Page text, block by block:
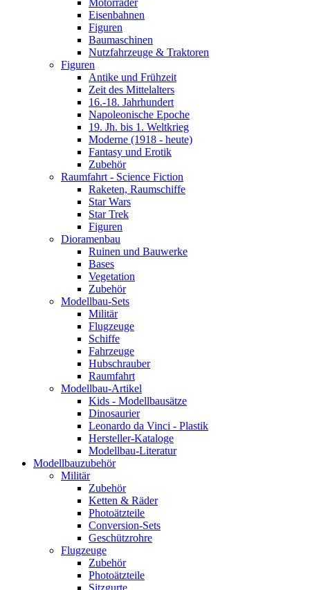
Motorräder
Eisenbahnen
Figuren
Baumaschinen
Nutzfahrzeuge & Traktoren
Figuren
Antike und Frühzeit
Zeit des Mittelalters
16.-18. Jahrhundert
Napoleonische Epoche
19. Jh. bis 1. Weltkrieg
Moderne (1918 - heute)
Fantasy und Erotik
Zubehör
Raumfahrt - Science Fiction
Raketen, Raumschiffe
Star Wars
Star Trek
Figuren
Dioramenbau
Ruinen und Bauwerke
Bases
Vegetation
Zubehör
Modellbau-Sets
Militär
Flugzeuge
Schiffe
Fahrzeuge
Hubschrauber
Raumfahrt
Modellbau-Artikel
Kids - Modellbausätze
Dinosaurier
Leonardo da Vinci - Plastik
Hersteller-Kataloge
Modellbau-Literatur
Modellbauzubehör
Militär
Zubehör
Ketten & Räder
Photoätzteile
Conversion-Sets
Geschützrohre
Flugzeuge
Zubehör
Photoätzteile
Sitzgurte